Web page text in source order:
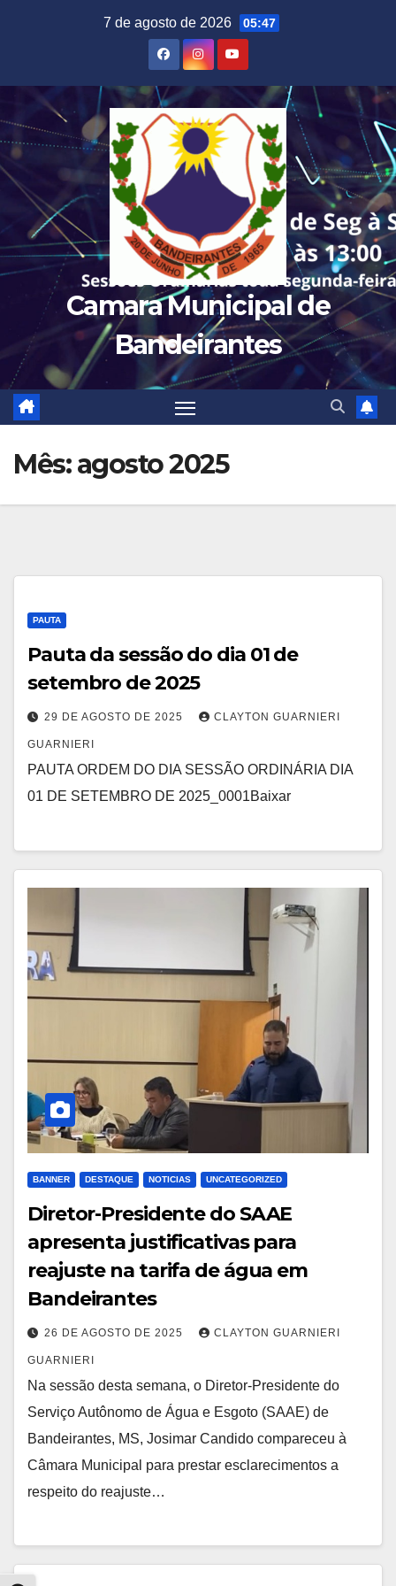
7 de agosto de 2026 05:47
Camara Municipal de
Bandeirantes
Mês:agosto 2025
PAUTA
Pauta da sessão do dia 01 de
setembro de 2025
29 DE AGOSTO DE 2025 CLAYTON GUARNIERI
GUARNIERI
PAUTA ORDEM DO DIA SESSÃO ORDINÁRIA DIA
01 DE SETEMBRO DE 2025_0001Baixar
BANNER DESTAQUE NOTICIAS UNCATEGORIZED
Diretor-Presidente do SAAE
apresenta justificativas para
reajuste na tarifa de água em
Bandeirantes
26 DE AGOSTO DE 2025 CLAYTON GUARNIERI
GUARNIERI
Na sessão desta semana, o Diretor-Presidente do
Serviço Autônomo de Água e Esgoto (SAAE) de
Bandeirantes, MS, Josimar Candido compareceu à
Câmara Municipal para prestar esclarecimentos a
respeito do reajuste…